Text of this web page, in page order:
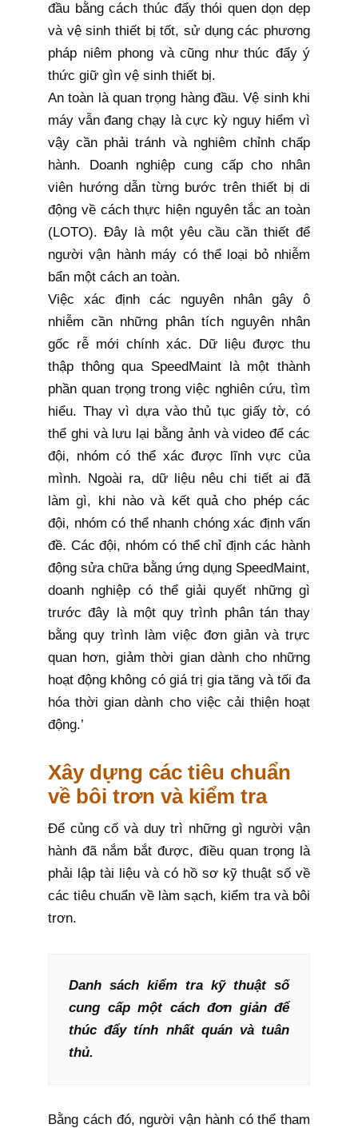
đầu bằng cách thúc đẩy thói quen dọn dẹp
và vệ sinh thiết bị tốt, sử dụng các phương
pháp niêm phong và cũng như thúc đẩy ý
thức giữ gìn vệ sinh thiết bị.
An toàn là quan trọng hàng đầu. Vệ sinh khi
máy vẫn đang chạy là cực kỳ nguy hiểm vì
vậy cần phải tránh và nghiêm chỉnh chấp
hành. Doanh nghiệp cung cấp cho nhân
viên hướng dẫn từng bước trên thiết bị di
động về cách thực hiện nguyên tắc an toàn
(LOTO). Đây là một yêu cầu cần thiết để
người vận hành máy có thể loại bỏ nhiễm
bẩn một cách an toàn.
Việc xác định các nguyên nhân gây ô
nhiễm cần những phân tích nguyên nhân
gốc rễ mới chính xác. Dữ liệu được thu
thập thông qua SpeedMaint là một thành
phần quan trọng trong việc nghiên cứu, tìm
hiểu. Thay vì dựa vào thủ tục giấy tờ, có
thể ghi và lưu lại bằng ảnh và video để các
đội, nhóm có thể xác được lĩnh vực của
mình. Ngoài ra, dữ liệu nêu chi tiết ai đã
làm gì, khi nào và kết quả cho phép các
đội, nhóm có thể nhanh chóng xác định vấn
đề. Các đội, nhóm có thể chỉ định các hành
động sửa chữa bằng ứng dụng SpeedMaint,
doanh nghiệp có thể giải quyết những gì
trước đây là một quy trình phân tán thay
bằng quy trình làm việc đơn giản và trực
quan hơn, giảm thời gian dành cho những
hoạt động không có giá trị gia tăng và tối đa
hóa thời gian dành cho việc cải thiện hoạt
động.’
Xây dựng các tiêu chuẩn
về bôi trơn và kiểm tra
Để củng cố và duy trì những gì người vận
hành đã nắm bắt được, điều quan trọng là
phải lập tài liệu và có hồ sơ kỹ thuật số về
các tiêu chuẩn về làm sạch, kiểm tra và bôi
trơn.
Danh sách kiểm tra kỹ thuật số
cung cấp một cách đơn giản để
thúc đẩy tính nhất quán và tuân
thủ.
Bằng cách đó, người vận hành có thể tham